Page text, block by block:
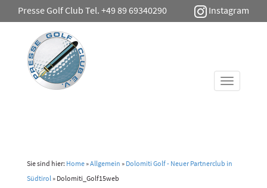
Presse Golf Club Tel. +49 89 69340290 Instagram
Toggle
Sie sind hier: Home»Allgemein » Dolomiti Golf - Neuer Partnerclub in
Südtirol» Dolomiti_Golf15web